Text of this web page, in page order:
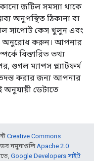
জটিল সমস্যা থাকে
অনুপস্থিত ঠিকানা বা
সাপোর্ট কেস খুলুন এবং
অনুরোধ করুন। আপনার
বিস্তারিত তথ্য
গুগল ম্যাপস প্ল্যাটফর্ম
তদন্ত করার জন্য আপনার
ডেটাতে
Creative Commons
নমুনাগুলিApache 2.0
Google Developers সাইট